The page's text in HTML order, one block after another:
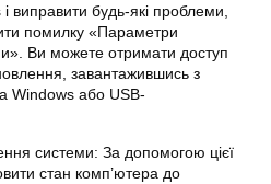
виправити будь-які проблеми,
помилку «Параметри
Ви можете отримати доступ
завантажившись з
Windows або USB-
системи: За допомогою цієї
стан комп’ютера до